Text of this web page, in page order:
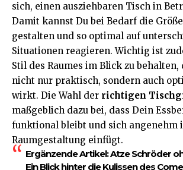
sich, einen ausziehbaren Tisch in
Damit kannst Du bei Bedarf die
gestalten und so optimal auf
Situationen reagieren. Wichtig ist
Stil des Raumes im Blick zu behalten,
nicht nur praktisch, sondern auch
wirkt. Die Wahl der richtigen
maßgeblich dazu bei, dass Dein
funktional bleibt und sich angenehm
Raumgestaltung einfügt.
Ergänzende Artikel:Atze Schröder
Ein Blick hinter die Kulissen des